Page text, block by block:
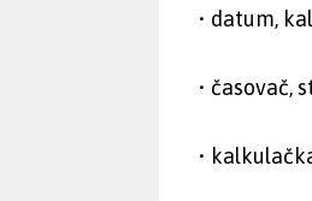
• datum,
• časovač,
•